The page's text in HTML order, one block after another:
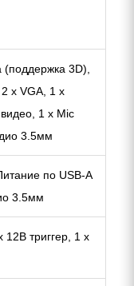
3D),
x VGA, 1 x
1 x Mic
3.5мм
по USB-A
3.5мм
12В триггер, 1 x